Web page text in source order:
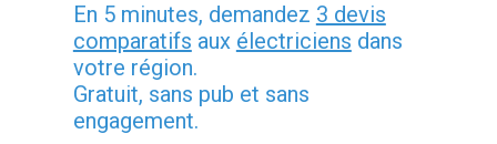
En 5 minutes, demandez 3 devis
comparatifs aux électriciens dans
votre région.
Gratuit, sans pub et sans
engagement.